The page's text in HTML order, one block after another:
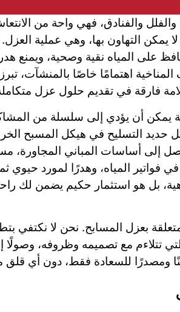
والفلل والفنادق، فهي واحة من
التهاون بها، وهي عملية
على المياه نقية وصحية، ويمنع
اهتمامًا خاصًا بالمنشآت،
فارقة في تقديم حلول عزل
يمكن أن يؤدي إلى سلسلة من
حديد التسليح في هيكل المسبح
إلى أساسات المباني
فواتير المياه، وهدرًا لمورد حيوي
بل هو استثمار حكيم يضمن لك
بعزل المسابح. نحن لا نكتفي
تتلاءم مع تصميمه وظروفه، وصولًا
ومصدرًا للسعادة فقط، دون أي